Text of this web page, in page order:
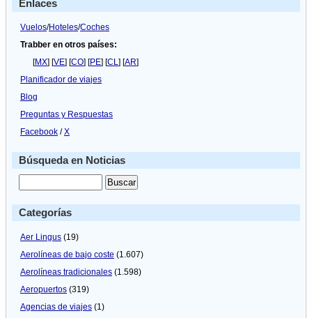
Enlaces
Vuelos/Hoteles/Coches
Trabber en otros países:
[MX] [VE] [CO] [PE] [CL] [AR]
Planificador de viajes
Blog
Preguntas y Respuestas
Facebook /X
Búsqueda en Noticias
Categorías
Aer Lingus (19)
Aerolíneas de bajo coste (1.607)
Aerolíneas tradicionales (1.598)
Aeropuertos (319)
Agencias de viajes (1)